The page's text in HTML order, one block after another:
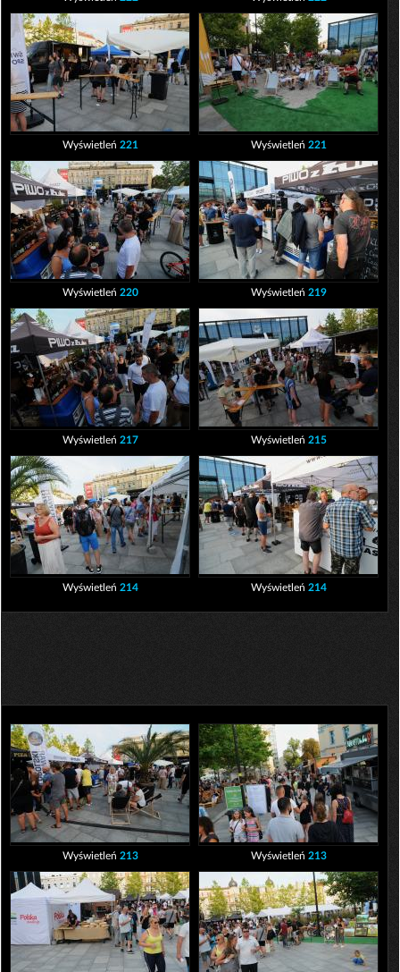
Wyświetleń 221 Wyświetleń 221
Wyświetleń 220 Wyświetleń 219
Wyświetleń 217 Wyświetleń 215
Wyświetleń 214 Wyświetleń 214
Wyświetleń 213 Wyświetleń 213